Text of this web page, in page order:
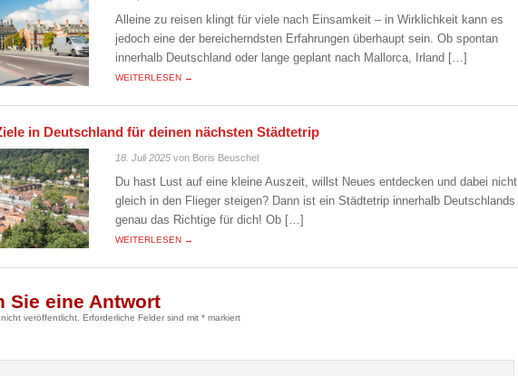
Alleine zu reisen klingt für viele nach Einsamkeit – in Wirklichkeit kann es
jedoch eine der bereicherndsten Erfahrungen überhaupt sein. Ob spontan
innerhalb Deutschland oder lange geplant nach Mallorca, Irland […]
WEITERLESEN →
in Deutschland für deinen nächsten Städtetrip
18. Juli 2025 von Boris Beuschel
Du hast Lust auf eine kleine Auszeit, willst Neues entdecken und dabei nicht
gleich in den Flieger steigen? Dann ist ein Städtetrip innerhalb Deutschlands
genau das Richtige für dich! Ob […]
WEITERLESEN →
Sie eine Antwort
veröffentlicht. Erforderliche Felder sind mit * markiert